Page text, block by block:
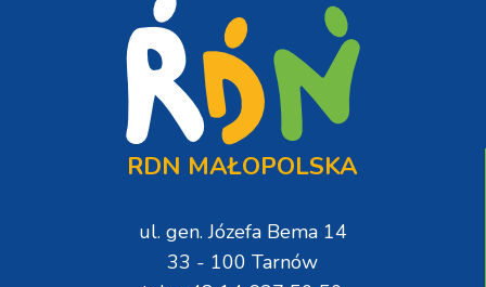
RDN MAŁOPOLSKA
ul. gen. Józefa Bema 14
33 - 100 Tarnów